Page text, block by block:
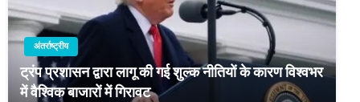
अंतर्राष्ट्रीय
ट्रंप प्रशासन द्वारा लागू की गई शुल्‍क नीतियों के कारण विश्‍वभर
में वैश्विक बाजारों में गिरावट